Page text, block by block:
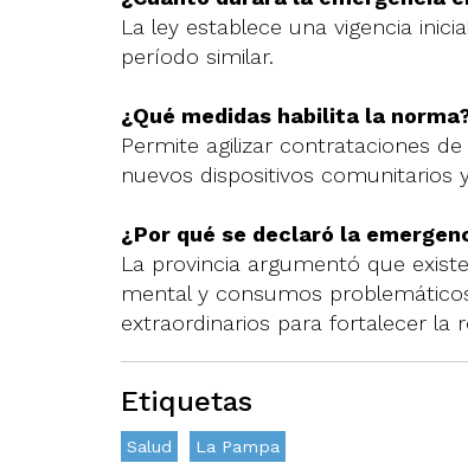
La ley establece una vigencia
período similar.
¿Qué medidas habilita la
Permite agilizar contrataciones
nuevos dispositivos comunitarios
¿Por qué se declaró la
La provincia argumentó que
mental y consumos
extraordinarios para fortalecer la
Etiquetas
Salud La Pampa